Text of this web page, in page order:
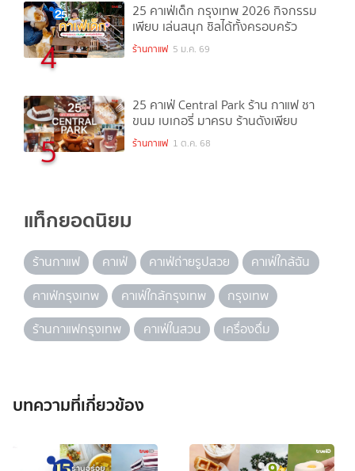
4
25 คาเฟ่เด็ก กรุงเทพ 2026 กิจกรรม
เพียบ เล่นสนุก ชิลได้ทั้งครอบครัว
ร้านกาแฟ 5 ม.ค. 69
5
25 คาเฟ่ Central Park ร้าน กาแฟ ชา
ขนม เบเกอรี่ มาครบ ร้านดังเพียบ
ร้านกาแฟ 1 ต.ค. 68
แท็กยอดนิยม
ร้านกาแฟ คาเฟ่ คาเฟ่ถ่ายรูปสวย
คาเฟ่ใกล้ฉัน
คาเฟ่กรุงเทพ
คาเฟ่ใกล้กรุงเทพ
กรุงเทพ
ร้านกาแฟกรุงเทพ
คาเฟ่ในสวน เครื่องดื่ม
บทความที่เกี่ยวข้อง